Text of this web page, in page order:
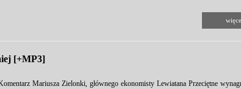
[+MP3]
Mariusza Zielonki, głównego ekonomisty Lewiatana Przeciętne